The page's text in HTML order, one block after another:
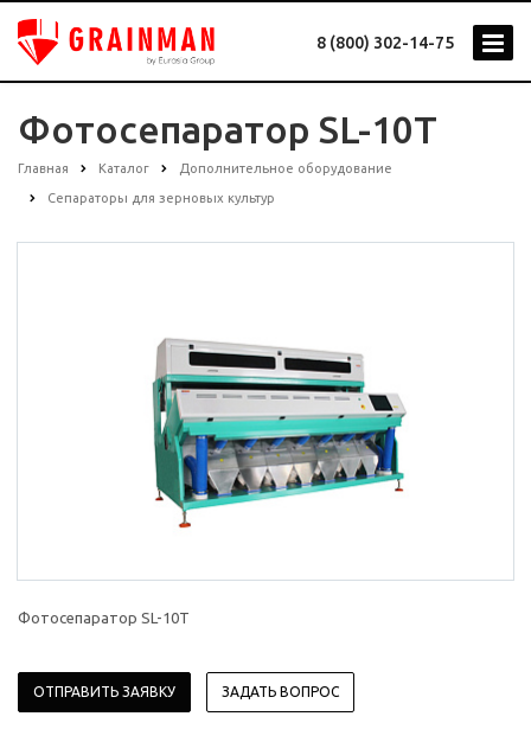
8 (800) 302-14-75
Фотосепаратор SL-10T
Главная Каталог Дополнительное оборудование
Сепараторы для зерновых культур
Фотосепаратор SL-10T
ОТПРАВИТЬ ЗАЯВКУ ЗАДАТЬ ВОПРОС